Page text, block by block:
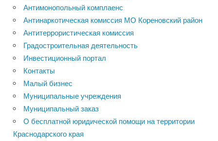
Антимонопольный комплаенс
Антинаркотическая комиссия МО Кореновский район
Антитеррористическая комиссия
Градостроительная деятельность
Инвестиционный портал
Контакты
Малый бизнес
Муниципальные учреждения
Муниципальный заказ
О бесплатной юридической помощи на территории
Краснодарского края